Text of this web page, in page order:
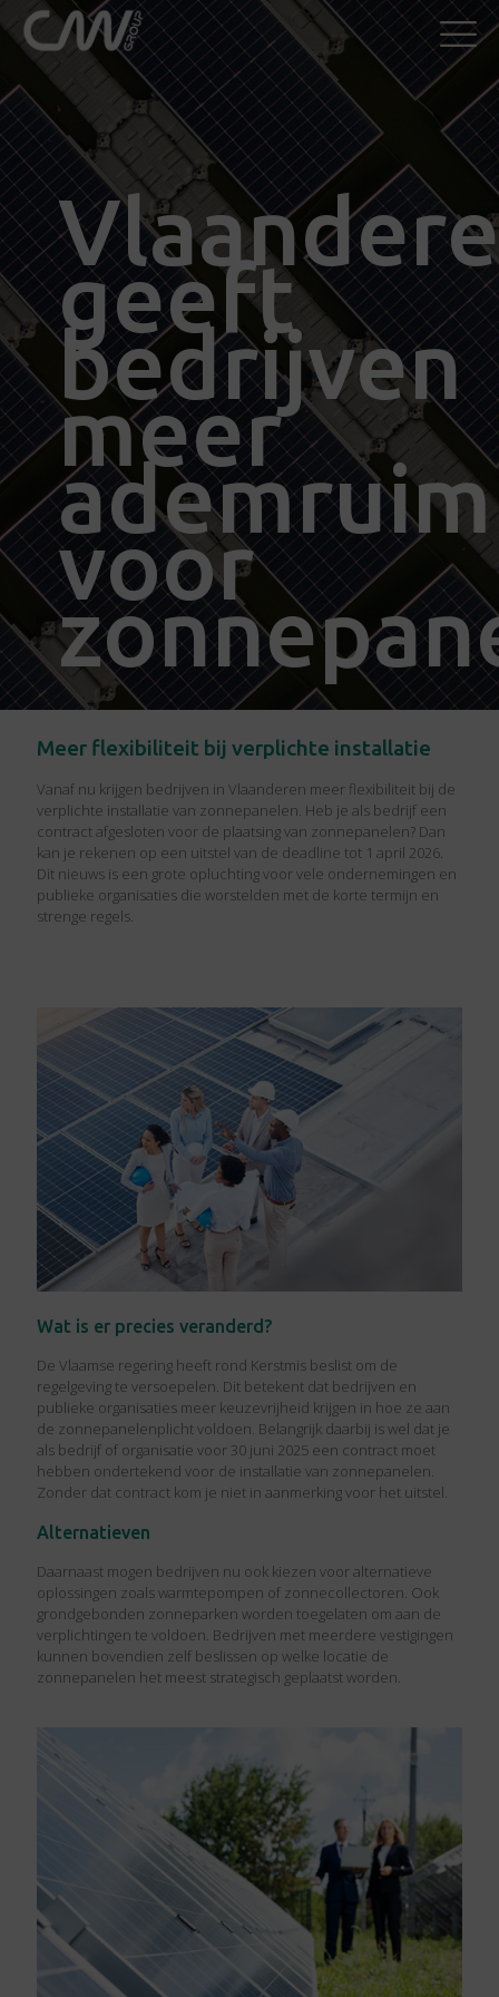
geeft
bedrijven
meer
voor
Meer flexibiliteit bij verplichte installatie
Vanaf nu krijgen bedrijven in Vlaanderen meer flexibiliteit bij de
verplichte installatie van zonnepanelen. Heb je als bedrijf een
contract afgesloten voor de plaatsing van zonnepanelen? Dan
kan je rekenen op een uitstel van de deadline tot 1 april 2026.
Dit nieuws is een grote opluchting voor vele ondernemingen en
publieke organisaties die worstelden met de korte termijn en
strenge regels.
Wat is er precies veranderd?
De Vlaamse regering heeft rond Kerstmis beslist om de
regelgeving te versoepelen. Dit betekent dat bedrijven en
publieke organisaties meer keuzevrijheid krijgen in hoe ze aan
de zonnepanelenplicht voldoen. Belangrijk daarbij is wel dat je
als bedrijf of organisatie voor 30 juni 2025 een contract moet
hebben ondertekend voor de installatie van zonnepanelen.
Zonder dat contract kom je niet in aanmerking voor het uitstel.
Alternatieven
Daarnaast mogen bedrijven nu ook kiezen voor alternatieve
oplossingen zoals warmtepompen of zonnecollectoren. Ook
grondgebonden zonneparken worden toegelaten om aan de
verplichtingen te voldoen. Bedrijven met meerdere vestigingen
kunnen bovendien zelf beslissen op welke locatie de
zonnepanelen het meest strategisch geplaatst worden.